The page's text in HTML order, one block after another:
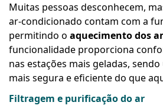
Muitas pessoas desconhecem,
ar-condicionado contam com a
permitindo o aquecimento dos
funcionalidade proporciona
nas estações mais geladas,
mais segura e eficiente do que
Filtragem e purificação do ar